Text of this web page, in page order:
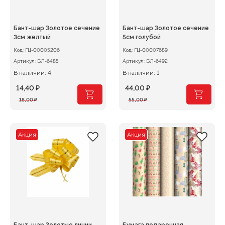
Бант-шар Золотое сечение
3см желтый
Код: ГЦ-00005206
Артикул: БЛ-6485
В наличии: 4
18,00₽
Первоначальная
18,00 ₽.
14,40 ₽
Текущая
Бант-шар Золотое сечение
5см голубой
Код: ГЦ-00007689
Артикул: БЛ-6492
В наличии: 1
55,00₽
Первоначальная
55,00 ₽.
44,00 ₽
Текущая
Акция Акция